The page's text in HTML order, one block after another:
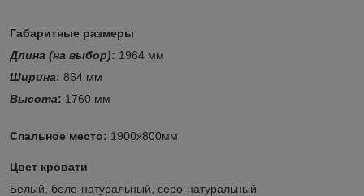
Габаритные размеры
Длина (на выбор): 1964 мм
Ширина: 864 мм
Высота: 1760 мм
Спальное место: 1900х800мм
Цвет кровати
Белый, бело-натуральный, серо-натуральный